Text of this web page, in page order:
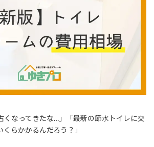
くなってきたな…」「最新の節水トイレに交
らかかるんだろう？」